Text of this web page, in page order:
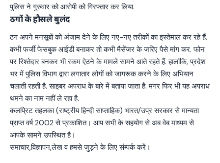
पुलिस ने गुरुवार को आरोपी को गिरफ्तार कर लिया.
ठगों के हौसले बुलंद
ठग अपने मनसूबों को अंजाम देने के लिए नए-नए तरीकों का इस्तेमाल कर रहे हैं.
कभी फर्जी फेसबुक आईडी बनाकर तो कभी मैसेंजर के जरिए पैसे मांग कर. फोन
पर रिश्तेदार बनकर भी रकम ऐठने के मामले सामने आते रहते हैं. हालांकि, प्रदेश
भर में पुलिस विभाग द्वारा लगातार लोगों को जागरूक करने के लिए अभियान
चलाती रहती है. साइबर अपराध के बारे में बताया जाता है. मगर फिर भी यह अपराध
थमने का नाम नहीं ले रहा है.
कलप्रिट तहलका (राष्ट्रीय हिन्दी साप्ताहिक) भारत/उप्र सरकार से मान्यता
प्राप्त वर्ष 2002 से प्रकाशित। आप सभी के सहयोग से अब वेब माध्यम से
आपके सामने उपस्थित है।
समाचार,विज्ञापन,लेख व हमसे जुड़ने के लिए संम्पर्क करें।